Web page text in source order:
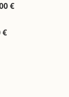
€
€